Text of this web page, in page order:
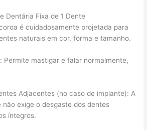
Dentária Fixa de 1 Dente
é cuidadosamente projetada para
naturais em cor, forma e tamanho.
Permite mastigar e falar normalmente,
Adjacentes (no caso de implante): A
exige o desgaste dos dentes
íntegros.